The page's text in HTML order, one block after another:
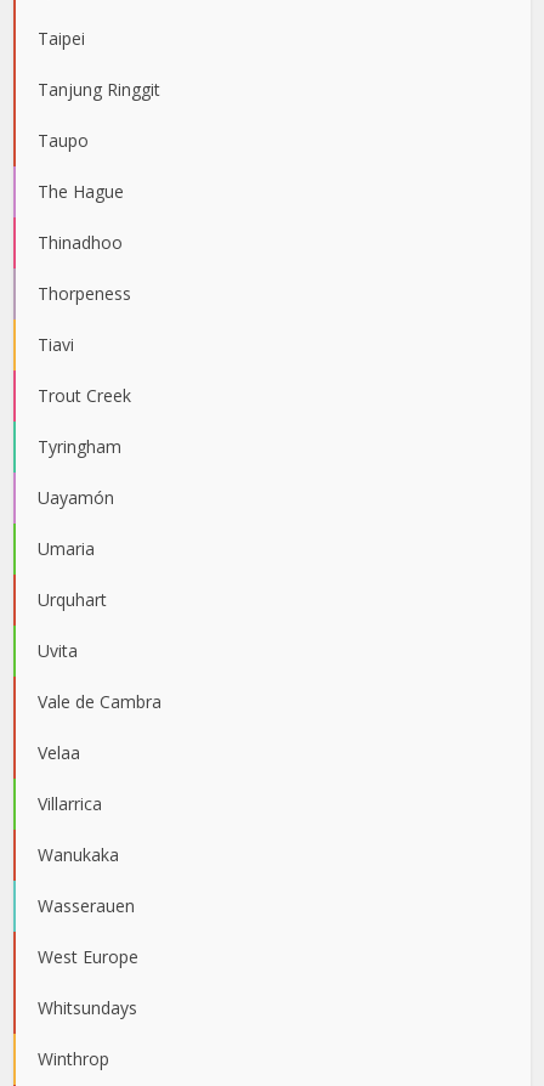
Taipei
Tanjung Ringgit
Taupo
The Hague
Thinadhoo
Thorpeness
Tiavi
Trout Creek
Tyringham
Uayamón
Umaria
Urquhart
Uvita
Vale de Cambra
Velaa
Villarrica
Wanukaka
Wasserauen
West Europe
Whitsundays
Winthrop